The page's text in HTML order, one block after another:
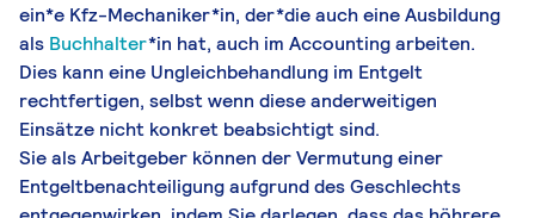
ein*e Kfz-Mechaniker*in, der*die auch eine Ausbildung
als Buchhalter*in hat, auch im Accounting arbeiten.
Dies kann eine Ungleichbehandlung im Entgelt
rechtfertigen, selbst wenn diese anderweitigen
Einsätze nicht konkret beabsichtigt sind.
Sie als Arbeitgeber können der Vermutung einer
Entgeltbenachteiligung aufgrund des Geschlechts